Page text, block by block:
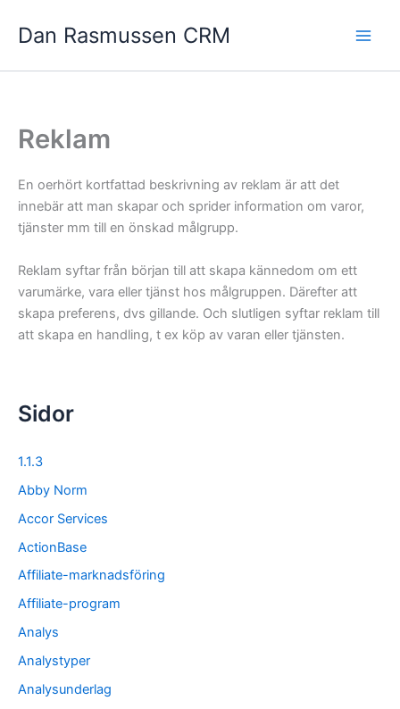
Dan Rasmussen CRM
Reklam
En oerhört kortfattad beskrivning av reklam är att det
innebär att man skapar och sprider information om varor,
tjänster mm till en önskad målgrupp.
Reklam syftar från början till att skapa kännedom om ett
varumärke, vara eller tjänst hos målgruppen. Därefter att
skapa preferens, dvs gillande. Och slutligen syftar reklam till
att skapa en handling, t ex köp av varan eller tjänsten.
Sidor
1.1.3
Abby Norm
Accor Services
ActionBase
Affiliate-marknadsföring
Affiliate-program
Analys
Analystyper
Analysunderlag